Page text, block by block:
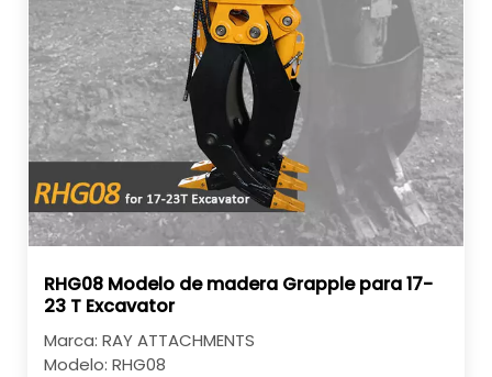
RHG08 Modelo de madera Grapple para 17-
23 T Excavator
Marca: RAY ATTACHMENTS
Modelo: RHG08